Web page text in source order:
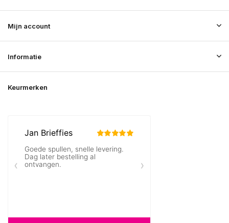
Mijn account
Informatie
Keurmerken